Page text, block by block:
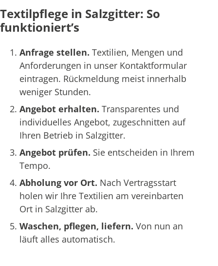
Textilpflege in Salzgitter: So
funktioniert’s
Anfrage stellen. Textilien, Mengen und
Anforderungen in unser Kontaktformular
eintragen. Rückmeldung meist innerhalb
weniger Stunden.
Angebot erhalten. Transparentes und
individuelles Angebot, zugeschnitten auf
Ihren Betrieb in Salzgitter.
Angebot prüfen. Sie entscheiden in Ihrem
Tempo.
Abholung vor Ort. Nach Vertragsstart
holen wir Ihre Textilien am vereinbarten
Ort in Salzgitter ab.
Waschen, pflegen, liefern. Von nun an
läuft alles automatisch.